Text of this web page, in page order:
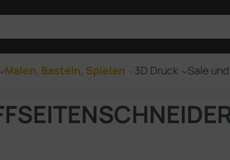
Malen, Basteln, Spielen 3D Druck Sale